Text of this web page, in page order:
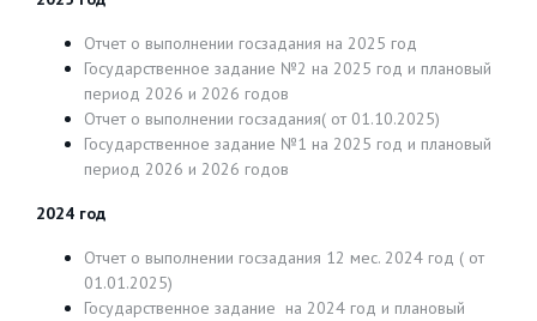
Отчет о выполнении госзадания на 2025 год
Государственное задание №2 на 2025 год и плановый
период 2026 и 2026 годов
Отчет о выполнении госзадания( от 01.10.2025)
Государственное задание №1 на 2025 год и плановый
период 2026 и 2026 годов
2024 год
Отчет о выполнении госзадания 12 мес. 2024 год ( от
01.01.2025)
Государственное задание на 2024 год и плановый